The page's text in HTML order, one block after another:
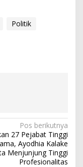
Politik
Pos berikutnya
27 Pejabat Tinggi
Ayodhia Kalake
Menjunjung Tinggi
Profesionalitas